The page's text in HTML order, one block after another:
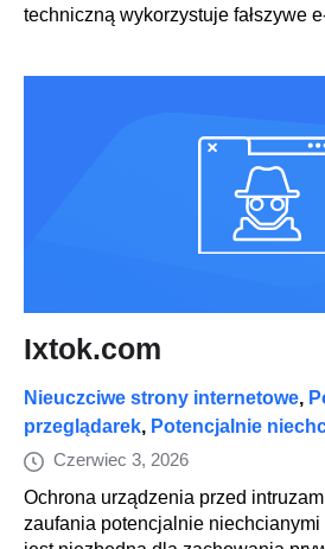
techniczną wykorzystuje fałszywe
Ixtok.com
Nieuczciwe strony internetowe,
przeglądarek, Potencjalnie
Czerwiec 3, 2026
Ochrona urządzenia przed
zaufania potencjalnie